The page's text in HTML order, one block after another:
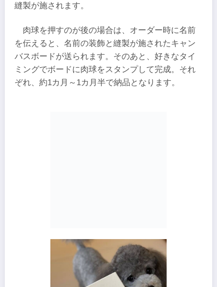
縫製が施されます。
肉球を押すのが後の場合は、オーダー時に名前
を伝えると、名前の装飾と縫製が施されたキャン
バスボードが送られます。そのあと、好きなタイ
ミングでボードに肉球をスタンプして完成。それ
ぞれ、約1カ月～1カ月半で納品となります。